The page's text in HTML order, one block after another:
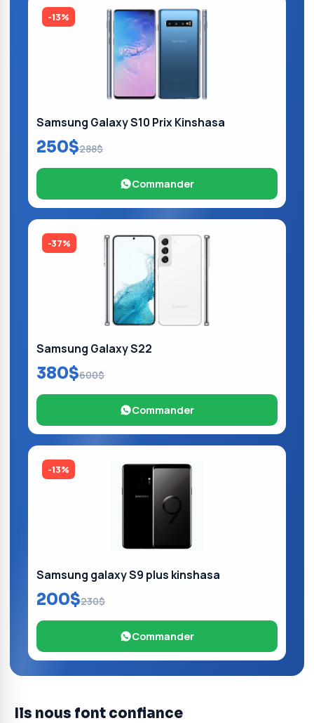
-13%
Samsung Galaxy S10 Prix Kinshasa
250$288$
Commander
-37%
Samsung Galaxy S22
380$600$
Commander
-13%
Samsung galaxy S9 plus kinshasa
200$230$
Commander
Ils nous font confiance